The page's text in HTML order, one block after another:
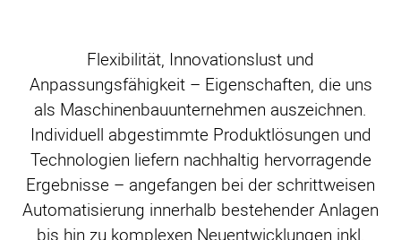
Flexibilität, Innovationslust und
Anpassungsfähigkeit – Eigenschaften, die uns
als Maschinenbauunternehmen auszeichnen.
Individuell abgestimmte Produktlösungen und
Technologien liefern nachhaltig hervorragende
Ergebnisse – angefangen bei der schrittweisen
Automatisierung innerhalb bestehender Anlagen
bis hin zu komplexen Neuentwicklungen inkl.